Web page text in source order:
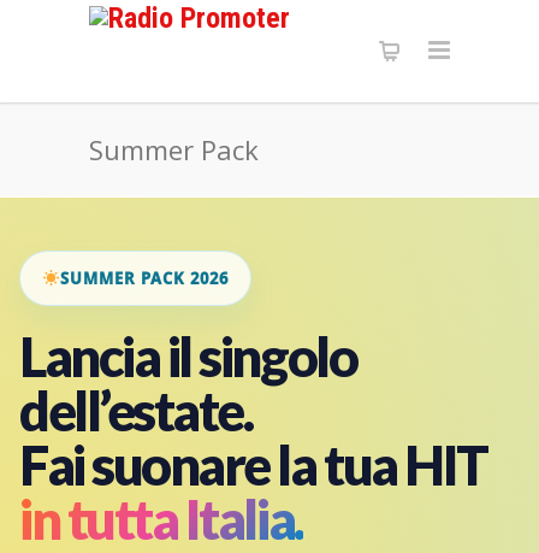
Summer Pack
SUMMER PACK 2026
Lancia il singolo
dell’estate.
Fai suonare la tua HIT
in tutta Italia.